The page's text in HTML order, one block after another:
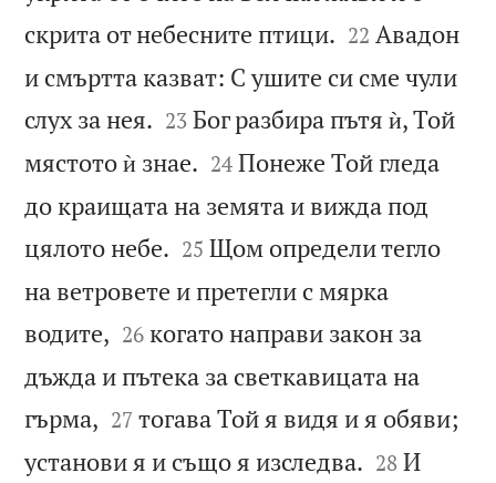
скрита от небесните птици. 

22 Авадон
и смъртта казват: С ушите си сме чули
слух за нея. 

23 Бог разбира пътя ѝ, Той
мястото ѝ знае. 

24 Понеже Той гледа
до краищата на земята и вижда под
цялото небе. 

25 Щом определи тегло
на ветровете и претегли с мярка
водите, 

26 когато направи закон за
дъжда и пътека за светкавицата на
гърма, 

27 тогава Той я видя и я обяви;
установи я и също я изследва. 

28 И